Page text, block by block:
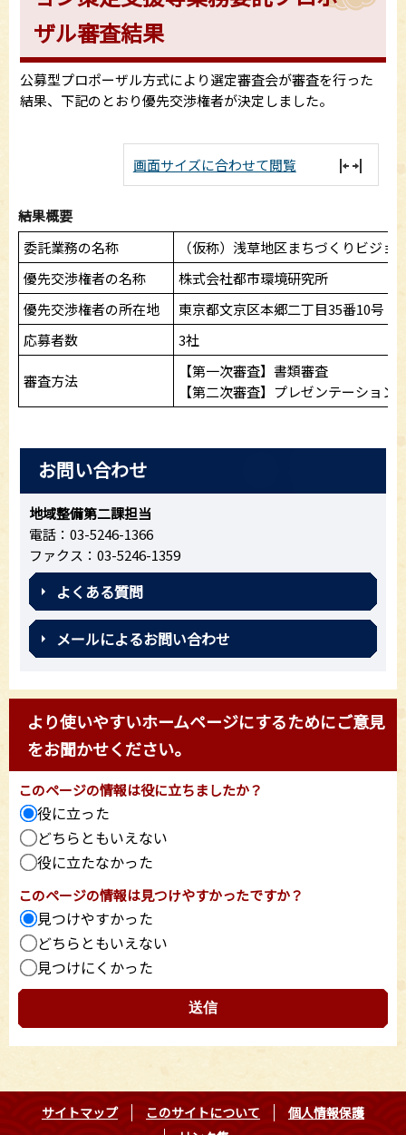
ザル審査結果
公募型プロポーザル方式により選定審査会が審査を行った
結果、下記のとおり優先交渉権者が決定しました。
画面サイズに合わせて閲覧
結果概要
委託業務の名称
（仮称）浅草地区まちづくりビジョ
優先交渉権者の名称
株式会社都市環境研究所
優先交渉権者の所在地
東京都文京区本郷二丁目35番10号
応募者数
3社
審査方法
【第一次審査】書類審査
【第二次審査】プレゼンテーション
お問い合わせ
地域整備第二課担当
電話：03-5246-1366
ファクス：03-5246-1359
よくある質問
メールによるお問い合わせ
より使いやすいホームページにするためにご意見
をお聞かせください。
このページの情報は役に立ちましたか？
役に立った
どちらともいえない
役に立たなかった
このページの情報は見つけやすかったですか？
見つけやすかった
どちらともいえない
見つけにくかった
サイトマップ このサイトについて
個人情報保護